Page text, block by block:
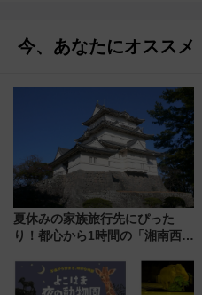
今、あなたにオススメ
夏休みの家族旅行先にぴった
り！都心から1時間の「湘南西エ
島とは異なる魅力を持つ今夏の
注目スポット